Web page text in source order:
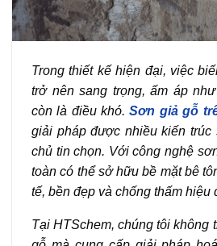
Trong thiết kế hiện đại, việc
trở nên sang trọng, ấm áp
còn là điều khó.Sơn giả gỗ
giải pháp được nhiều kiến trúc
chủ tin chọn. Với công nghệ
toàn có thể sở hữu bề mặt bê
tế, bền đẹp và chống thấm hiệu
Tại HTSchem, chúng tôi không